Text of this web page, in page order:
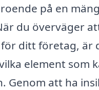
på en
du överväger
ditt företag, är
element som
Genom att ha